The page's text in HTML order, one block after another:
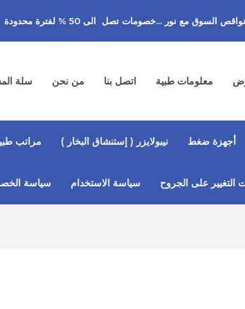
السوق مع نور ...خصومات تصل الى 50 % لفترة محدودة
معلومات طبية اتصل بنا من نحن سلة
أجهزة ضغط نيبولايزر ( إستنشاق البخار ) مراتب
التغيير على الجروح سياسة الاستخدام سياسة